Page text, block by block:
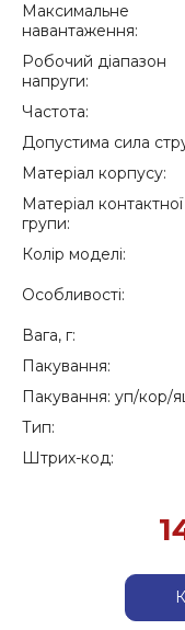
Максимальне
навантаження:
Робочий діапазон
напруги:
Частота:
Допустима сила
Матеріал корпусу:
Матеріал контактної
групи:
Колір моделі:
Особливості:
Вага, г:
Пакування:
Пакування: уп/кор/
Тип:
Штрих-код: